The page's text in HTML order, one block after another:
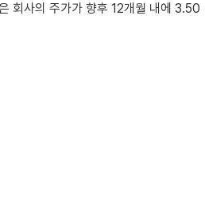
회사의 주가가 향후 12개월 내에 3.50